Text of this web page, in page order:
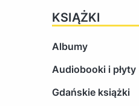
KSIĄŻKI
Albumy
Audiobooki i płyty
Gdańskie książki